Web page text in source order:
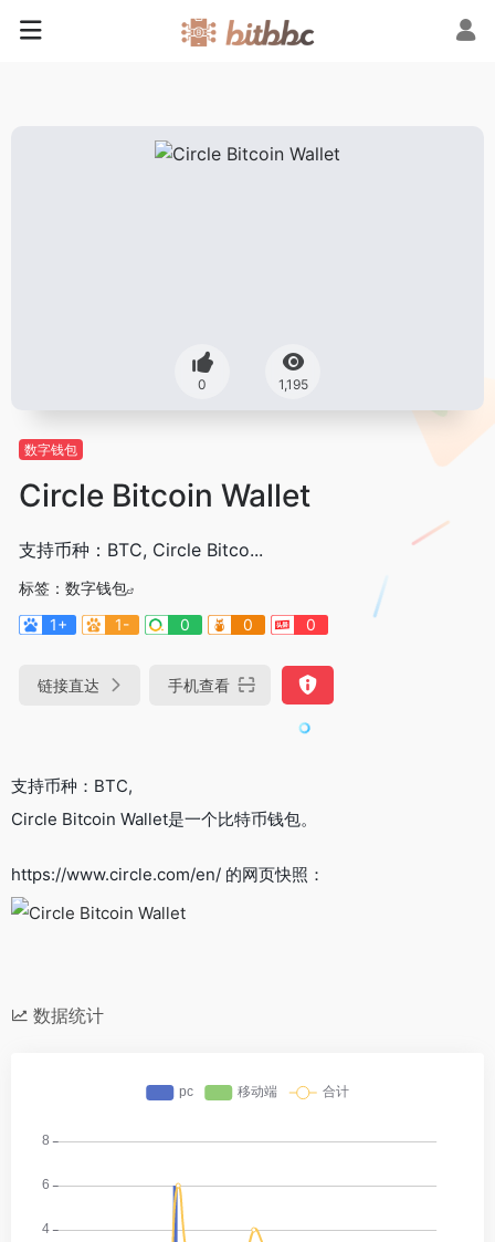
0 1,195
数字钱包
Circle Bitcoin Wallet
支持币种：BTC, Circle Bitco...
标签： 数字钱包
1+
1- 0 0 0
链接直达 手机查看
支持币种：BTC,
Circle Bitcoin Wallet是一个比特币钱包。
https://www.circle.com/en/ 的网页快照：
数据统计